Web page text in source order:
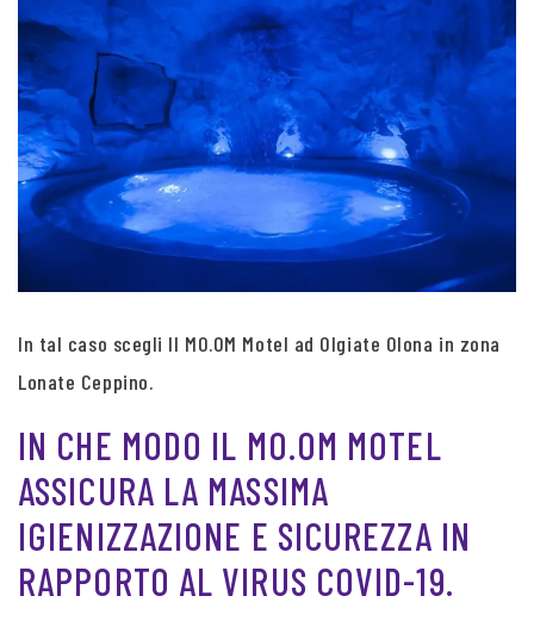
In tal caso scegli Il MO.OM Motel ad Olgiate Olona in zona
Lonate Ceppino.
IN CHE MODO IL MO.OM MOTEL
ASSICURA LA MASSIMA
IGIENIZZAZIONE E SICUREZZA IN
RAPPORTO AL VIRUS COVID-19.